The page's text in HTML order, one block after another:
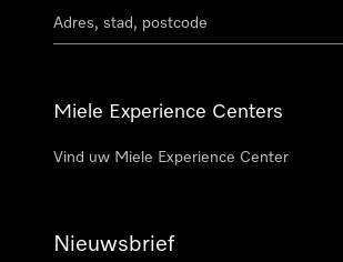
Miele Experience Centers
Vind uw Miele Experience Center
Nieuwsbrief